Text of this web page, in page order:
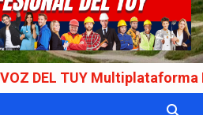
TUY Multiplataforma